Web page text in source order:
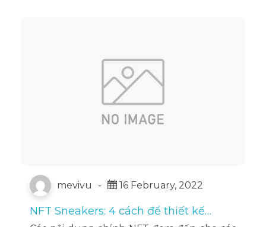
mevivu - 16 February, 2022
NFT Sneakers: 4 cách để thiết kế
chúng trong Metaverse